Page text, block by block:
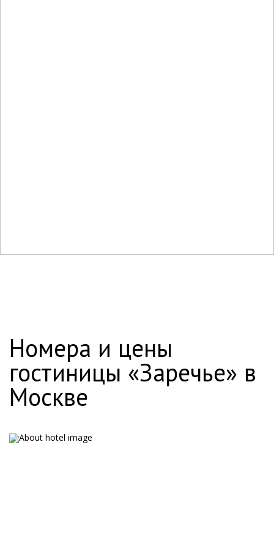
Номера и цены
гостиницы «Заречье» в
Москве